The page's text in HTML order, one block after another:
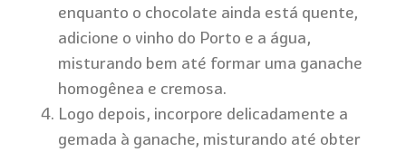
enquanto o chocolate ainda está quente,
adicione o vinho do Porto e a água,
misturando bem até formar uma ganache
homogênea e cremosa.
Logo depois, incorpore delicadamente a
gemada à ganache, misturando até obter